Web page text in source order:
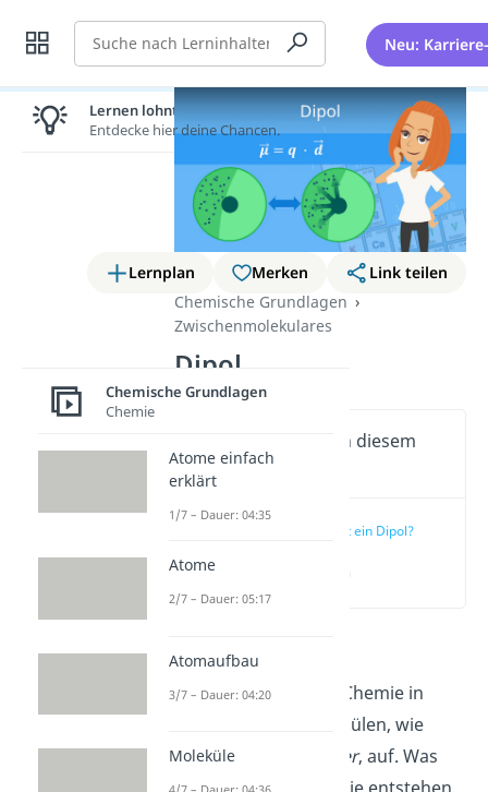
Suche Neu:
Lernplan Merken
Link teilen
Chemische Grundlagen
Zwischenmolekulares
Dipol
Wichtige Inhalte in diesem
Video
Was ist ein Dipol?
(00:16)
Dipoletreten in der Chemie in
verschiedenen Molekülen, wie
beispielsweise
Wasser, auf. Was
Lernen lohnt sich!
Entdecke hier deine Chancen.
Chemische Grundlagen
Chemie
Atome einfach
erklärt
1/7 – Dauer: 04:35
Atome
2/7 – Dauer: 05:17
Atomaufbau
3/7 – Dauer: 04:20
Moleküle